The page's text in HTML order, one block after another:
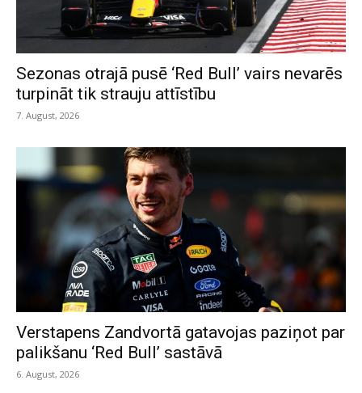
Sezonas otrajā pusē ‘Red Bull’ vairs nevarēs
turpināt tik strauju attīstību
7. August, 2026
Verstapens Zandvortā gatavojas paziņot par
palikšanu ‘Red Bull’ sastāvā
6. August, 2026